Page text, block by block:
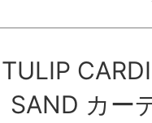
TULIP
カー